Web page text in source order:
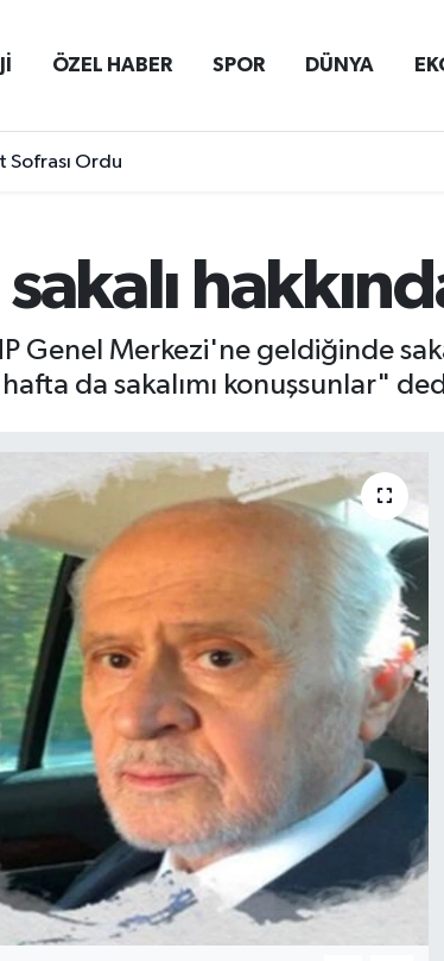
ÖZEL HABER SPOR DÜNYA
Sofrası Ordu
Genel Merkezi'ne geldiğinde
da sakalımı konuşsunlar"